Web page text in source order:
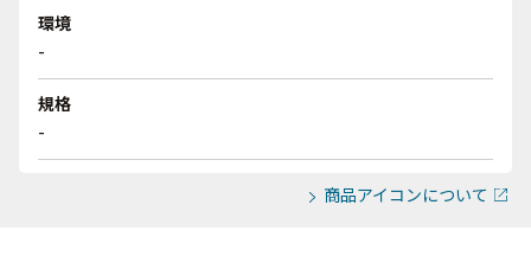
環境
-
規格
-
商品アイコンについて